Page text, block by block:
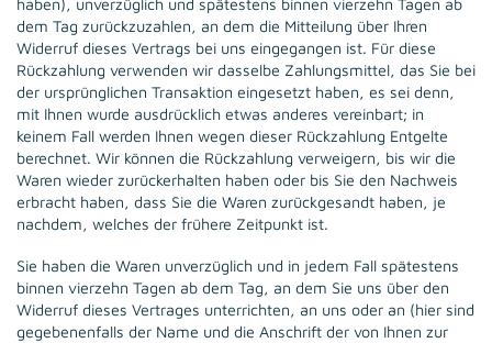
dem Tag zurückzuzahlen, an dem die Mitteilung über Ihren
Widerruf dieses Vertrags bei uns eingegangen ist. Für diese
Rückzahlung verwenden wir dasselbe Zahlungsmittel, das Sie bei
der ursprünglichen Transaktion eingesetzt haben, es sei denn,
mit Ihnen wurde ausdrücklich etwas anderes vereinbart; in
keinem Fall werden Ihnen wegen dieser Rückzahlung Entgelte
berechnet. Wir können die Rückzahlung verweigern, bis wir die
Waren wieder zurückerhalten haben oder bis Sie den Nachweis
erbracht haben, dass Sie die Waren zurückgesandt haben, je
nachdem, welches der frühere Zeitpunkt ist.
Sie haben die Waren unverzüglich und in jedem Fall spätestens
binnen vierzehn Tagen ab dem Tag, an dem Sie uns über den
Widerruf dieses Vertrages unterrichten, an uns oder an (hier sind
gegebenenfalls der Name und die Anschrift der von Ihnen zur